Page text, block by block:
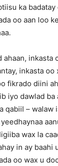
ka
oo aan loo
ahaan, inkasta
inkasta
fikrado diini
iyo dawlad ba
qabiil – walaw
wax la
in ay baahi
oo wax u